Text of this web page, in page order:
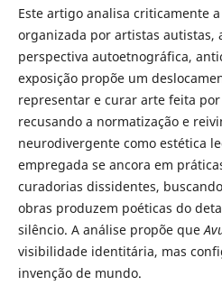
Este artigo analisa criticamente
organizada por artistas autistas,
perspectiva autoetnográfica,
exposição propõe um
representar e curar arte feita por
recusando a normatização e
neurodivergente como estética
empregada se ancora em
curadorias dissidentes,
obras produzem poéticas do
silêncio. A análise propõe que
visibilidade identitária, mas
invenção de mundo.